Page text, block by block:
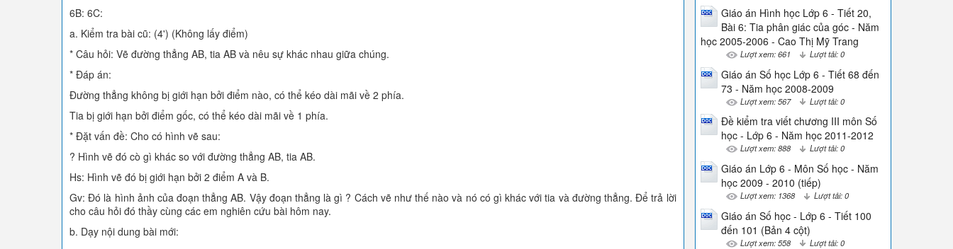
6B: 6C:
a. Kiểm tra bài cũ: (4') (Không lấy điểm)
* Câu hỏi: Vẽ đường thẳng AB, tia AB và nêu sự khác nhau giữa chúng.
* Đáp án:
Đường thẳng không bị giới hạn bởi điểm nào, có thể kéo dài mãi về 2 phía.
Tia bị giới hạn bởi điểm gốc, có thể kéo dài mãi về 1 phía.
* Đặt vấn đề: Cho có hình vẽ sau:
? Hình vẽ đó cò gì khác so với đường thẳng AB, tia AB.
Hs: Hình vẽ đó bị giới hạn bởi 2 điểm A và B.
Gv: Đó là hình ảnh của đoạn thẳng AB. Vậy đoạn thẳng là gì ? Cách vẽ như thế nào và nó có gì khác với tia và đường thẳng. Để trả lời
cho câu hỏi đó thầy cùng các em nghiên cứu bài hôm nay.
b. Dạy nội dung bài mới:
Giáo án Hình học Lớp 6 - Tiết 20,
Bài 6: Tia phân giác của góc - Năm
học 2005-2006 - Cao Thị Mỹ Trang
Lượt xem: 661 Lượt tải: 0
Giáo án Số học Lớp 6 - Tiết 68 đến
73 - Năm học 2008-2009
Lượt xem: 567 Lượt tải: 0
Đề kiểm tra viết chương III môn Số
học - Lớp 6 - Năm học 2011-2012
Lượt xem: 888 Lượt tải: 0
Giáo án Lớp 6 - Môn Số học - Năm
học 2009 - 2010 (tiếp)
Lượt xem: 1368 Lượt tải: 0
Giáo án Số học - Lớp 6 - Tiết 100
đến 101 (Bản 4 cột)
Lượt xem: 558 Lượt tải: 0